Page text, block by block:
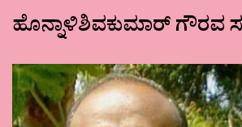
ಹೊನ್ನಾಳಿಶಿವಕುಮಾರ್ ಗೌರವ